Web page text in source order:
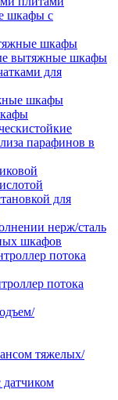
шкафы с
шкафы
вытяжные шкафы
для
шкафы
парафинов в
для
нерж/сталь
шкафов
потока
потока
тяжелых/
датчиком